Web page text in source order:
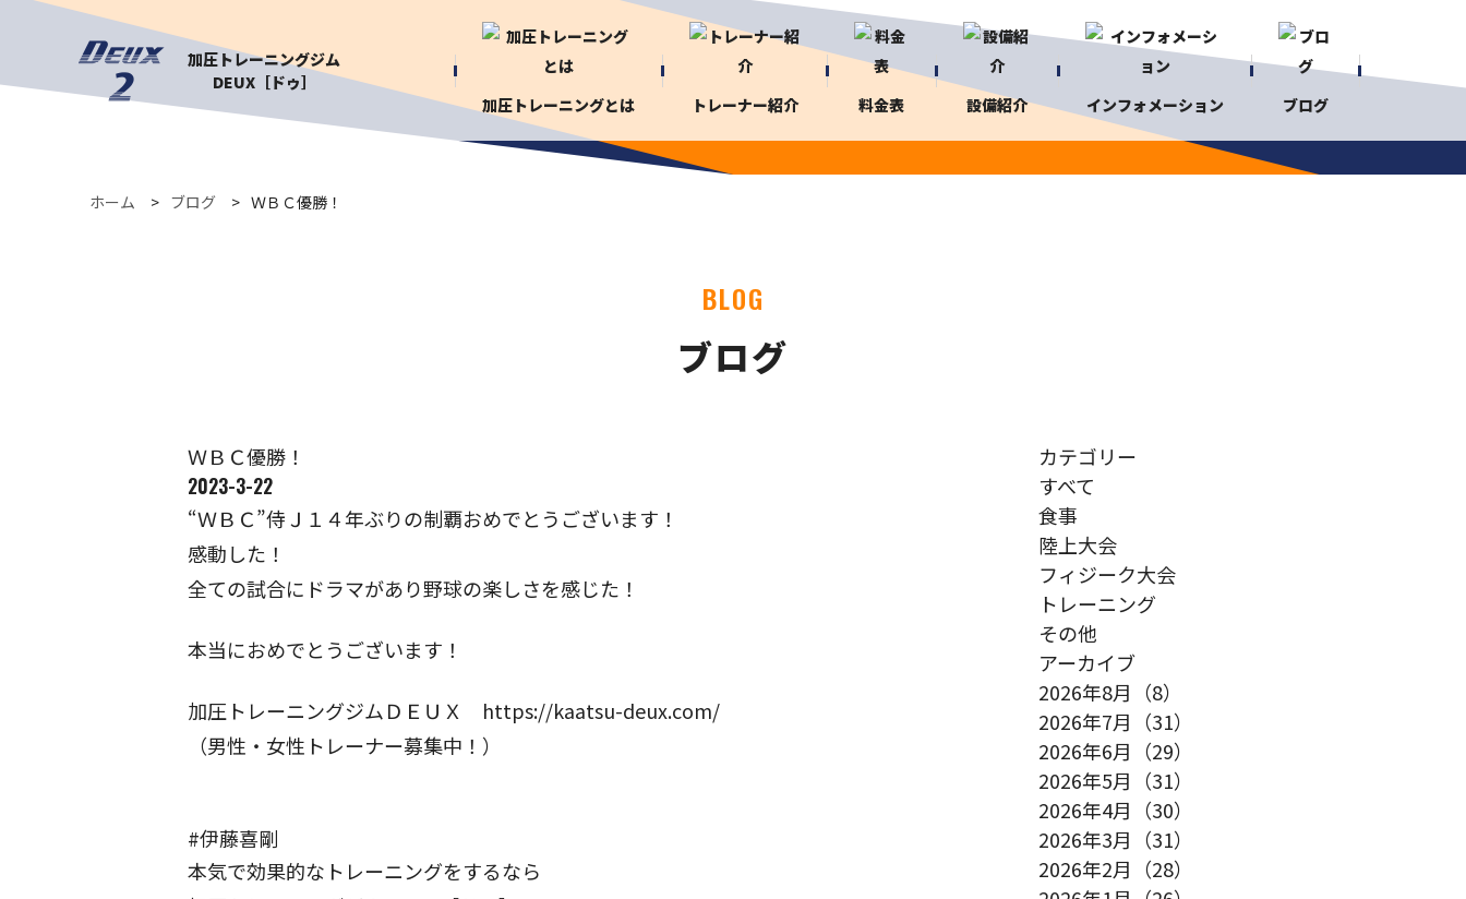
加圧トレーニングジム
DEUX［ドゥ］
加圧トレーニングとは
トレーナー紹介 料金表 設備紹介 インフォメーション ブログ
ホーム ブログ ＷＢＣ優勝！
BLOG
ブログ
ＷＢＣ優勝！
2023-3-22
“ＷＢＣ”侍Ｊ１４年ぶりの制覇おめでとうございます！
感動した！
全ての試合にドラマがあり野球の楽しさを感じた！
本当におめでとうございます！
加圧トレーニングジムＤＥＵＸ https://kaatsu-deux.com/
（男性・女性トレーナー募集中！）
#伊藤喜剛
本気で効果的なトレーニングをするなら
カテゴリー
すべて
食事
陸上大会
フィジーク大会
トレーニング
その他
アーカイブ
2026年8月（8）
2026年7月（31）
2026年6月（29）
2026年5月（31）
2026年4月（30）
2026年3月（31）
2026年2月（28）